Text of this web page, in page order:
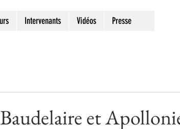
Intervenants Vidéos Presse
et